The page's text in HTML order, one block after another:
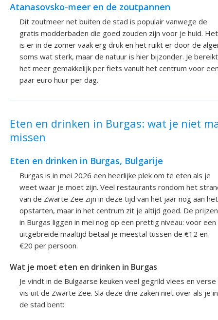
Atanasovsko-meer en de zoutpannen
Dit zoutmeer net buiten de stad is populair vanwege de
gratis modderbaden die goed zouden zijn voor je huid. Het
is er in de zomer vaak erg druk en het ruikt er door de
soms wat sterk, maar de natuur is hier bijzonder. Je bereikt
het meer gemakkelijk per fiets vanuit het centrum voor
paar euro huur per dag.
Eten en drinken in Burgas: wat je niet
missen
Eten en drinken in Burgas, Bulgarije
Burgas is in mei 2026 een heerlijke plek om te eten als je
weet waar je moet zijn. Veel restaurants rondom het
van de Zwarte Zee zijn in deze tijd van het jaar nog aan het
opstarten, maar in het centrum zit je altijd goed. De prijzen
in Burgas liggen in mei nog op een prettig niveau: voor een
uitgebreide maaltijd betaal je meestal tussen de €12 en
€20 per persoon.
Wat je moet eten en drinken in Burgas
Je vindt in de Bulgaarse keuken veel gegrild vlees en verse
vis uit de Zwarte Zee. Sla deze drie zaken niet over als je in
de stad bent: